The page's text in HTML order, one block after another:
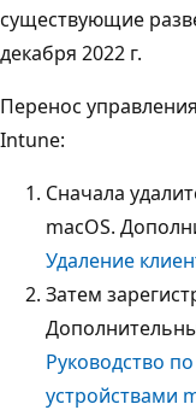
существующие
декабря 2022 г.
Перенос
Intune:
Сначала
macOS.
Удаление
Затем
Руководство
устройствами